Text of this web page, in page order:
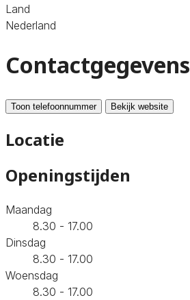
Land
Nederland
Contactgegevens
Toon telefoonnummer Bekijk website
Locatie
Openingstijden
Maandag
8.30 - 17.00
Dinsdag
8.30 - 17.00
Woensdag
8.30 - 17.00